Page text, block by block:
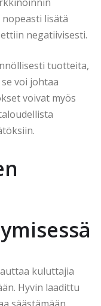
lisätä
negatiivisesti.
tuotteita,
voi johtaa
voivat myös
kuluttajia
Hyvin laadittu